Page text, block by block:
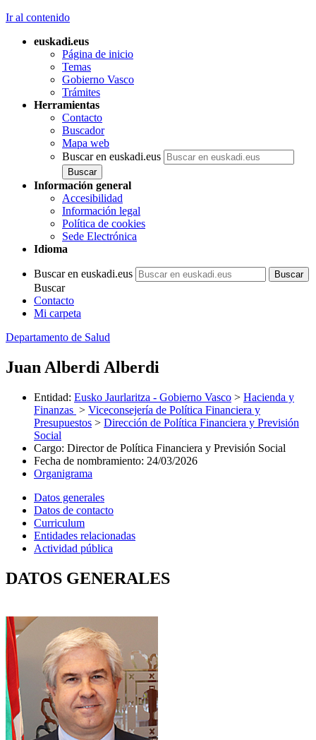
Ir al contenido
euskadi.eus
Página de inicio
Temas
Gobierno Vasco
Trámites
Herramientas
Contacto
Buscador
Mapa web
Buscar en euskadi.eus
Información general
Accesibilidad
Información legal
Política de cookies
Sede Electrónica
Idioma
Buscar en euskadi.eus
Buscar
Contacto
Mi carpeta
Departamento de Salud
Juan Alberdi Alberdi
Entidad: Eusko Jaurlaritza - Gobierno Vasco > Hacienda y
Finanzas > Viceconsejería de Política Financiera y
Presupuestos > Dirección de Política Financiera y Previsión
Social
Cargo: Director de Política Financiera y Previsión Social
Fecha de nombramiento: 24/03/2026
Organigrama
Datos generales
Datos de contacto
Curriculum
Entidades relacionadas
Actividad pública
DATOS GENERALES